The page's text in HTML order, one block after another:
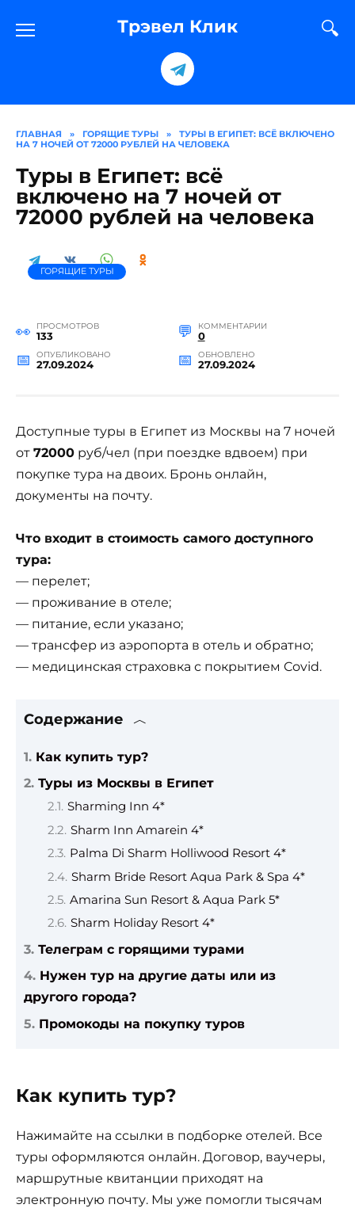
содержанию
Трэвел Клик
ГЛАВНАЯ » ГОРЯЩИЕ ТУРЫ »
ТУРЫ В ЕГИПЕТ: ВСЁ ВКЛЮЧЕНО
НА 7 НОЧЕЙ ОТ 72000 РУБЛЕЙ НА ЧЕЛОВЕКА
Туры в Египет: всё
включено на 7 ночей от
72000 рублей на человека
ГОРЯЩИЕ ТУРЫ
ПРОСМОТРОВ
133
КОММЕНТАРИИ
0
ОПУБЛИКОВАНО
27.09.2024
ОБНОВЛЕНО
27.09.2024
Доступные туры в Египет из Москвы на 7 ночей
от 72000 руб/чел (при поездке вдвоем) при
покупке тура на двоих. Бронь онлайн,
документы на почту.
Что входит в стоимость самого доступного
тура:
— перелет;
— проживание в отеле;
— питание, если указано;
— трансфер из аэропорта в отель и обратно;
— медицинская страховка с покрытием Covid.
Содержание
Как купить тур?
Туры из Москвы в Египет
Sharming Inn 4*
Sharm Inn Amarein 4*
Palma Di Sharm Holliwood Resort 4*
Sharm Bride Resort Aqua Park & Spa 4*
Amarina Sun Resort & Aqua Park 5*
Sharm Holiday Resort 4*
Телеграм с горящими турами
Нужен тур на другие даты или из
другого города?
Промокоды на покупку туров
Как купить тур?
Нажимайте на ссылки в подборке отелей. Все
туры оформляются онлайн. Договор, ваучеры,
маршрутные квитанции приходят на
электронную почту. Мы уже помогли тысячам